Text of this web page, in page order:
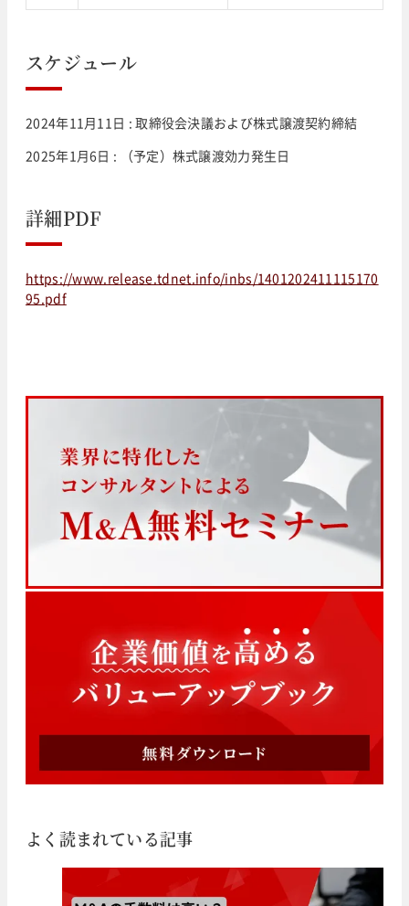
スケジュール
2024年11月11日 : 取締役会決議および株式譲渡契約締結
2025年1月6日 : （予定）株式譲渡効力発生日
詳細PDF
https://www.release.tdnet.info/inbs/1401202411115170
95.pdf
よく読まれている記事